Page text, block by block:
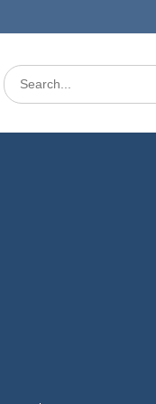
Search
for: